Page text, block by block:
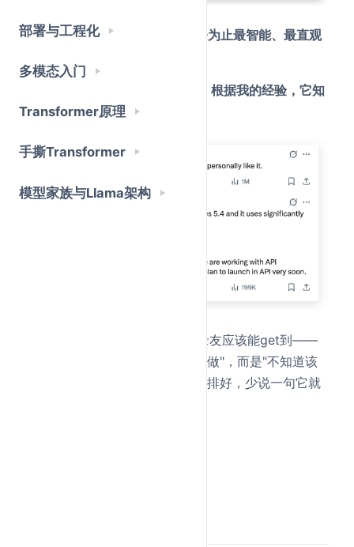
部署与工程化
多模态入门
Transformer原理
手撕Transformer
模型家族与Llama架构
OpenAI团队原话：
这是我们迄今为止最智能、最直观
根据我的经验，它知
道该做什么。
"知道该做什么"，用过Agent的录友应该能get到——
现在大部分模型的问题不是"不会做"，而是"不知道该
做什么"。它需要你把每一步都安排好，少说一句它就